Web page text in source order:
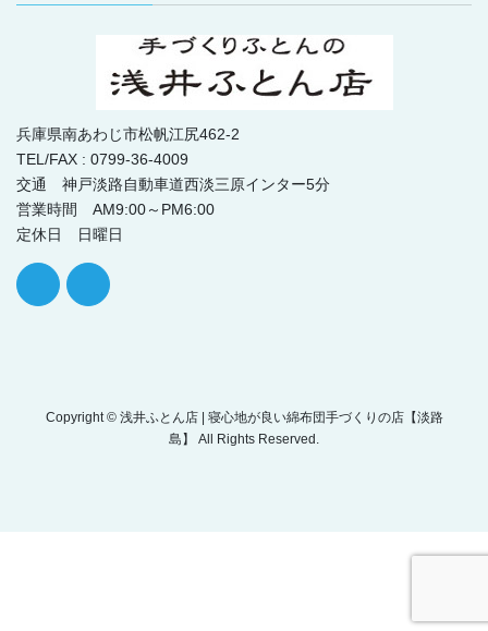
兵庫県南あわじ市松帆江尻462-2
TEL/FAX : 0799-36-4009
交通 神戸淡路自動車道西淡三原インター5分
営業時間 AM9:00～PM6:00
定休日 日曜日
Copyright © 浅井ふとん店 | 寝心地が良い綿布団手づくりの店【淡路
島】 All Rights Reserved.